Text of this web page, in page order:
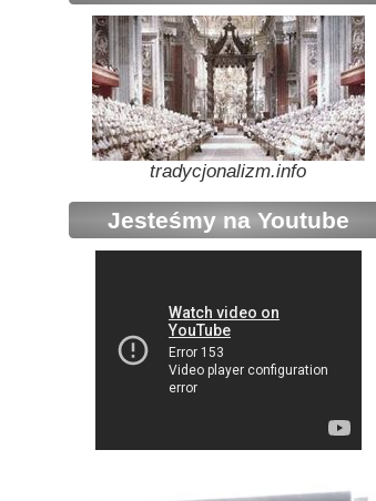
tradycjonalizm.info
Jesteśmy na Youtube